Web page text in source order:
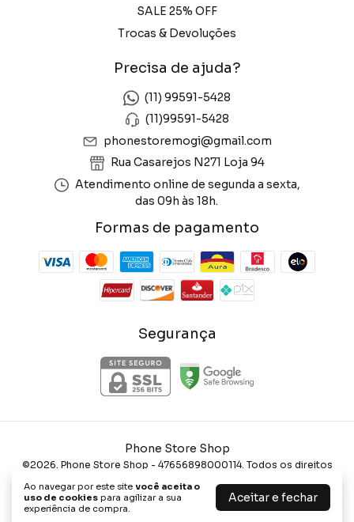
Ao navegar por este site você aceita o
uso de cookies para agilizar a sua
experiência de compra.
Aceitar e fechar
SALE 25% OFF
Trocas & Devoluções
Precisa de ajuda?
(11) 99591-5428
(11)99591-5428
phonestoremogi@gmail.com
Rua Casarejos N271 Loja 94
Atendimento online de segunda a sexta,
das 09h às 18h.
Formas de pagamento
Segurança
Phone Store Shop
©2026. Phone Store Shop - 47656898000114. Todos os direitos